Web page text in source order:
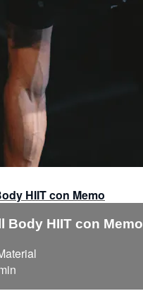
HIIT con Memo
Body HIIT con Memo